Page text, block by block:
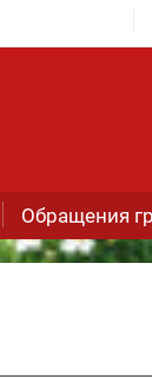
Обращения